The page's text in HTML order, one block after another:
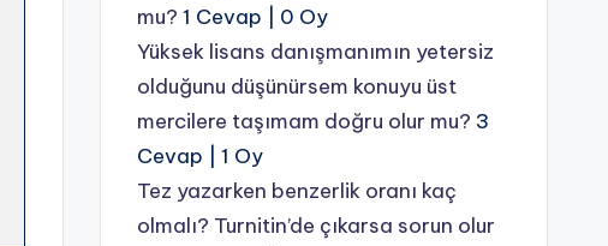
mu? 1 Cevap
0 Oy
Yüksek lisans danışmanımın yetersiz
olduğunu düşünürsem konuyu üst
mercilere taşımam doğru olur mu? 3
Cevap
1 Oy
Tez yazarken benzerlik oranı kaç
olmalı? Turnitin’de çıkarsa sorun olur